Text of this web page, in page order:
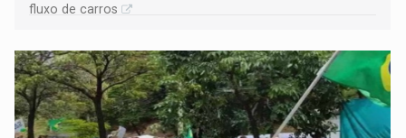
fluxo de carros